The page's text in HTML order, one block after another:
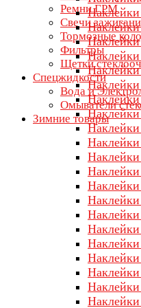
Ремни ГРМ
Свечи
Тормозные
Фильтры
Щетки
Спецжидкости
Вода и
Омыватели
Зимние товары
Наклейки